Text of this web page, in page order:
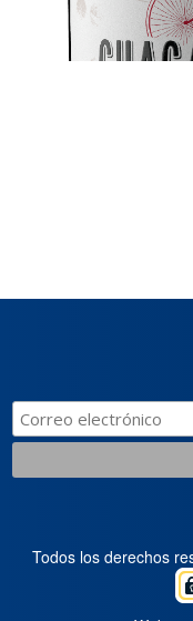
Todos los derechos